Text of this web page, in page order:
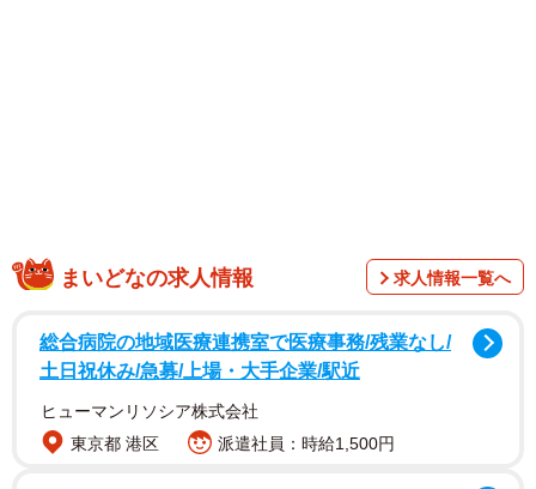
高校生の息子さんのために作ったお弁当／Jun Junさん（@jun.a22）提供
まいどなの求人情報 求人情報一覧へ
総合病院の地域医療連携室で医療事務/残業なし/
土日祝休み/急募/上場・大手企業/駅近
ヒューマンリソシア株式会社
東京都 港区
派遣社員：時給1,500円